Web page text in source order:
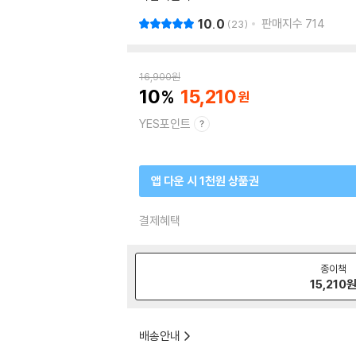
10.0 23 판매지수 714
16,900원
10 15,210
YES포인트
앱 다운 시 1천원 상품권
결제혜택
종이책
15,210원
배송안내